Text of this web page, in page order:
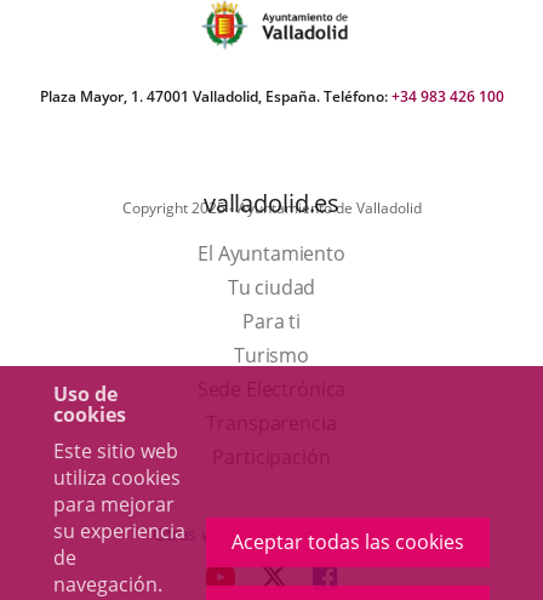
Uso de
cookies
Este sitio web
utiliza cookies
para mejorar
su experiencia
de
navegación.
Aceptar todas las cookies
Plaza Mayor, 1. 47001 Valladolid, España. Teléfono:+34 983 426 100
Copyright 2025 - Ayuntamiento de Valladolid
valladolid.es
El Ayuntamiento
Tu ciudad
Para ti
TurismoEste
una
ventana
nueva.
externa.
Otras webs del Ayuntamiento
ENLACEENLACEENLACE